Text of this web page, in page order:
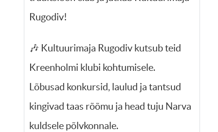
Rugodiv!
🎶 Kultuurimaja Rugodiv kutsub teid
Kreenholmi klubi kohtumisele.
Lõbusad konkursid, laulud ja tantsud
kingivad taas rõõmu ja head tuju Narva
kuldsele põlvkonnale.